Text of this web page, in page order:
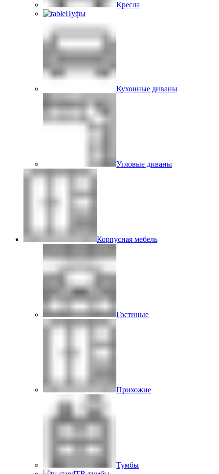
Кресла
Пуфы
Кухонные диваны
Угловые диваны
Корпусная мебель
Гостиные
Прихожие
Тумбы